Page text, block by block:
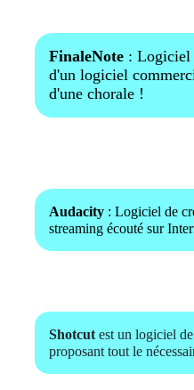
FinaleNote: Logiciel
d'un logiciel
d'une chorale !
Audacity: Logiciel de
streaming écouté sur
Shotcut est un logiciel
proposant tout le